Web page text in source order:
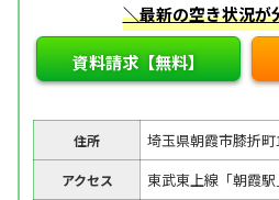
＼最新の空き状況が
資料請求【無料】
住所 埼玉県朝霞市膝折
アクセス 東武東上線「朝霞